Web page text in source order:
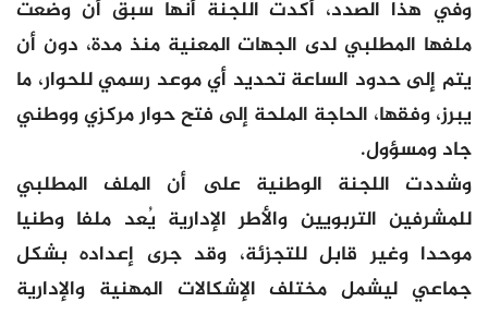
وفي هذا الصدد، أكدت اللجنة أنها سبق أن وضعت
ملفها المطلبي لدى الجهات المعنية منذ مدة، دون أن
يتم إلى حدود الساعة تحديد أي موعد رسمي للحوار، ما
يبرز، وفقها، الحاجة الملحة إلى فتح حوار مركزي ووطني
جاد ومسؤول.
وشددت اللجنة الوطنية على أن الملف المطلبي
للمشرفين التربويين والأطر الإدارية يُعد ملفا وطنيا
موحدا وغير قابل للتجزئة، وقد جرى إعداده بشكل
جماعي ليشمل مختلف الإشكالات المهنية والإدارية